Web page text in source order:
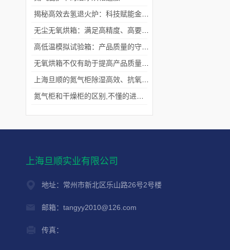
上海旦顺实业有限公司
地址：常州市新北区乐山路26号2号楼
邮箱：tangyy2010@126.com
传真：